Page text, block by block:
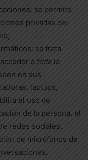
se permite
privadas del
se trata
a toda la
en sus
laptops,
el uso de
de la persona, el
redes sociales,
de micrófonos de